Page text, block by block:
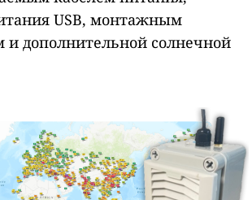
USB, монтажным
и дополнительной солнечной